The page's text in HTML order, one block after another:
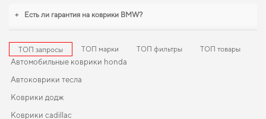
+ Есть ли гарантия на коврики BMW?
ТОП запросы ТОП марки ТОП фильтры ТОП товары
Автомобильные коврики honda
Автоковрики тесла
Коврики додж
Коврики cadillac